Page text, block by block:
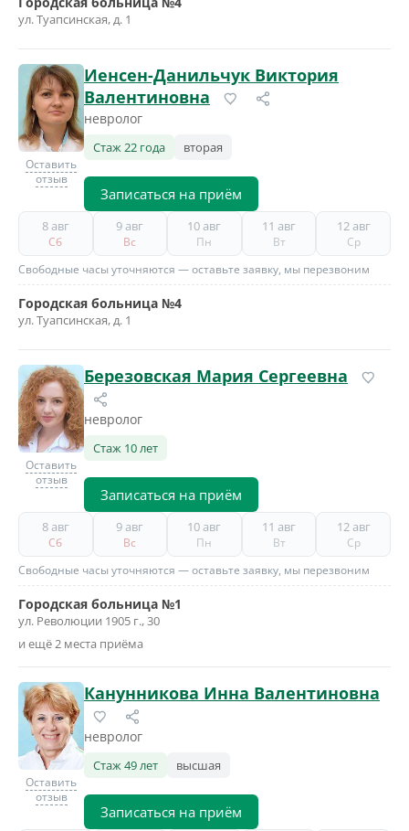
ул. Туапсинская, д. 1
Оставить
отзыв
Иенсен-Данильчук Виктория
Валентиновна
невролог
Стаж 22 года вторая
Записаться на приём
8 авг
Сб
9 авг
Вс
10 авг
Пн
11 авг
Вт
12 авг
Ср
Свободные часы уточняются — оставьте заявку, мы перезвоним
Городская больница №4
ул. Туапсинская, д. 1
Оставить
отзыв
Березовская Мария Сергеевна
невролог
Стаж 10 лет
Записаться на приём
8 авг
Сб
9 авг
Вс
10 авг
Пн
11 авг
Вт
12 авг
Ср
Свободные часы уточняются — оставьте заявку, мы перезвоним
Городская больница №1
ул. Революции 1905 г., 30
и ещё 2 места приёма
Оставить
отзыв
Канунникова Инна Валентиновна
невролог
Стаж 49 лет высшая
Записаться на приём